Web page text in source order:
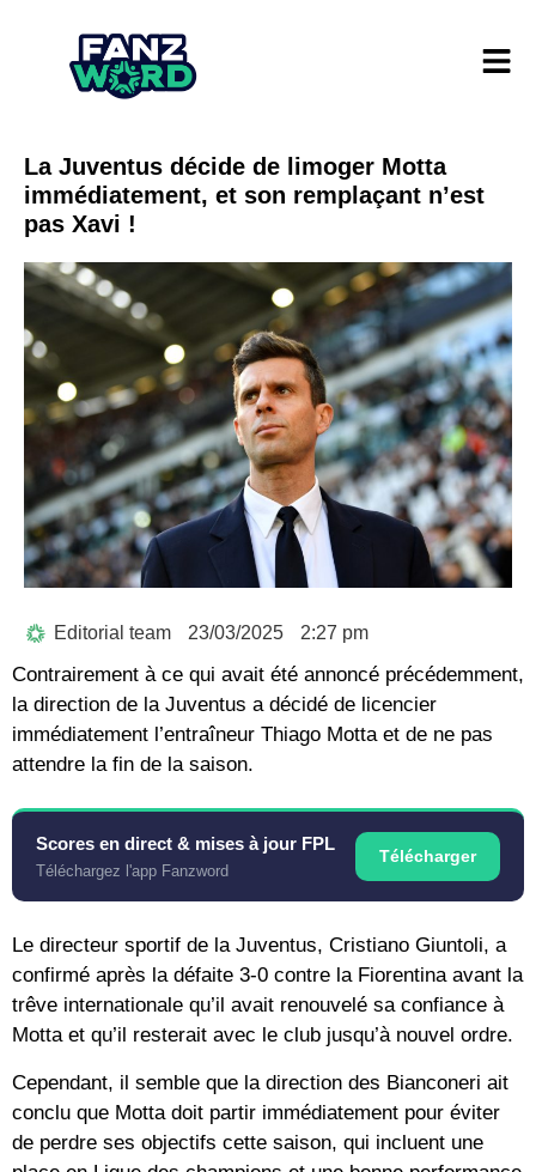
La Juventus décide de limoger Motta
immédiatement, et son remplaçant n’est
pas Xavi !
Editorial team 23/03/2025 2:27 pm
Contrairement à ce qui avait été annoncé précédemment,
la direction de la Juventus a décidé de licencier
immédiatement l’entraîneur Thiago Motta et de ne pas
attendre la fin de la saison.
Scores en direct & mises à jour FPL
Téléchargez l'app Fanzword
Télécharger
Le directeur sportif de la Juventus, Cristiano Giuntoli, a
confirmé après la défaite 3-0 contre la Fiorentina avant la
trêve internationale qu’il avait renouvelé sa confiance à
Motta et qu’il resterait avec le club jusqu’à nouvel ordre.
Cependant, il semble que la direction des Bianconeri ait
conclu que Motta doit partir immédiatement pour éviter
de perdre ses objectifs cette saison, qui incluent une